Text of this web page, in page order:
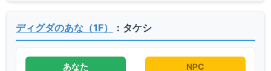
ディグダのあな（1F） ：タケシ
あなた NPC